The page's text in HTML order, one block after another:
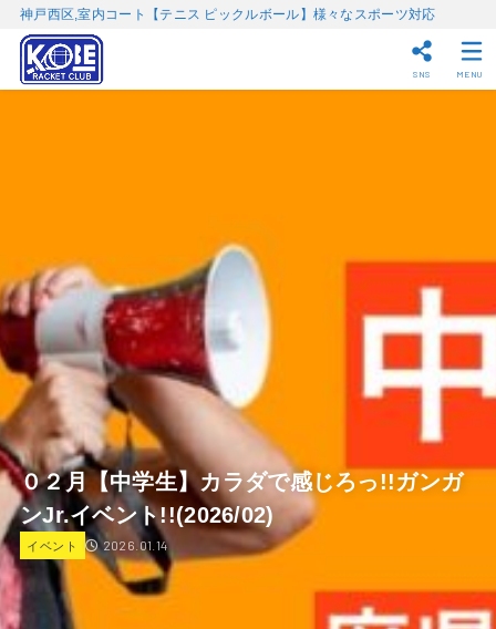
神戸西区,室内コート【テニス ピックルボール】様々なスポーツ対応
SNS MENU
０２月【中学生】カラダで感じろっ!!ガンガ
ンJr.イベント!!(2026/02)
イベント 2026.01.14